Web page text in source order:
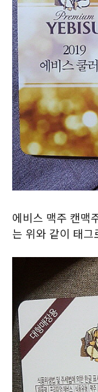
에비스 맥주 캔맥
는 위와 같이 태